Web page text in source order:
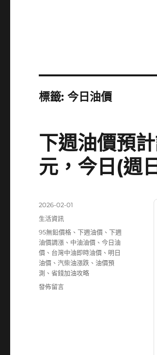
標籤:今日油價
下週油價預
元，今日(週
發
佈
期:
2026-02-01
分
生活資訊
標
籤
95無鉛價格 、下週油價 、下週
油價調漲 、 中油油價 、今日油
價 、 台灣中油即時油價 、 明日
油價 、 汽柴油漲跌 、油價預
測 、省錢加油攻略
在
發佈留言